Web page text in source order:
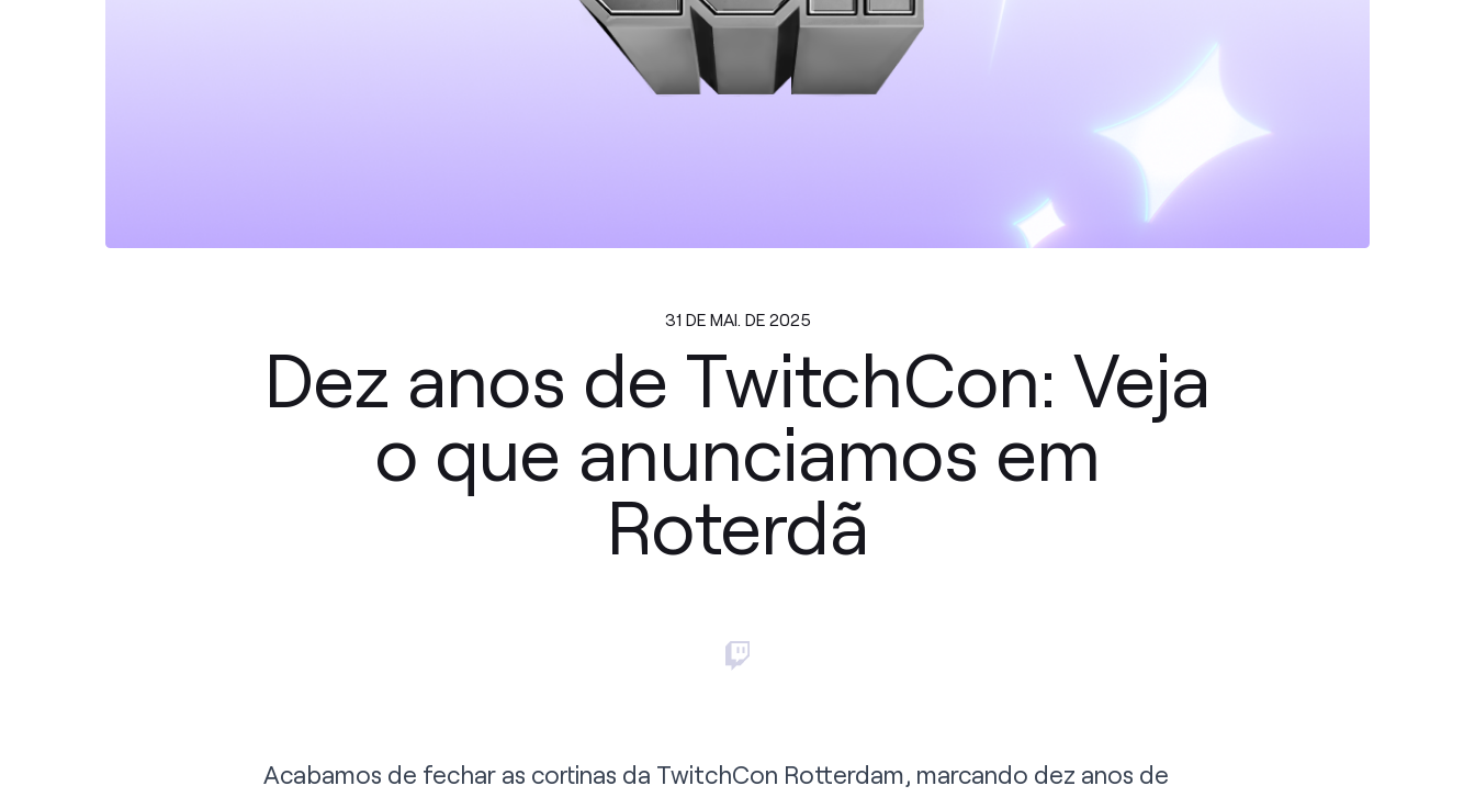
31 DE MAI. DE 2025
Dez anos de TwitchCon: Veja
o que anunciamos em
Roterdã
Acabamos de fechar as cortinas da TwitchCon Rotterdam, marcando dez anos de